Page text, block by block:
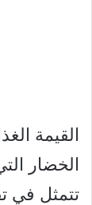
القيمة
الخضار
تتمثل في